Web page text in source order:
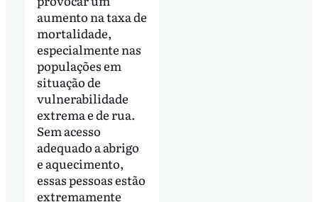
aumento na taxa de
mortalidade,
especialmente nas
populações em
situação de
vulnerabilidade
extrema e de rua.
Sem acesso
adequado a abrigo
e aquecimento,
essas pessoas estão
extremamente